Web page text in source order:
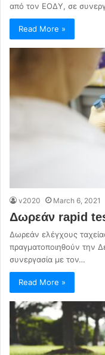
από τον ΕΟΔΥ, σε
Read More »
v2020 March 6, 2021
Δωρεάν rapid
Δωρεάν ελέγχους
πραγματοποιηθούν την
συνεργασία με τον…
Read More »